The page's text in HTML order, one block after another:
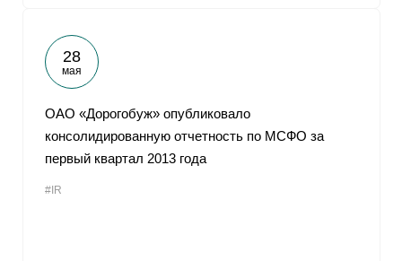
28
мая
ОАО «Дорогобуж» опубликовало
консолидированную отчетность по МСФО за
первый квартал 2013 года
#IR